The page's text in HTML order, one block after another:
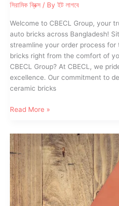
সিরামিক ব্রিক্স / By ইট লাগবে
Welcome to CBECL Group, your
auto bricks across Bangladesh!
streamline your order process
bricks right from the comfort of
CBECL Group? At CBECL, we
excellence. Our commitment to
ceramic bricks
Ordering
Auto
Ceramics
Bricks
Made
Easy
Read More »